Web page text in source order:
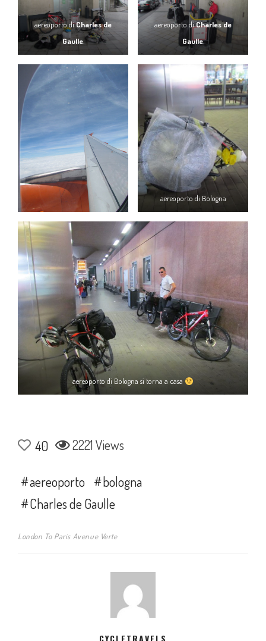
aereoporto diCharles de
Gaulle.
aereoporto diCharles de
Gaulle.
aereoporto di Bologna
aereoporto di Bologna si torna a casa
40 2221 Views
aereoporto
bologna
Charles de Gaulle
London To Paris Avenue Verte